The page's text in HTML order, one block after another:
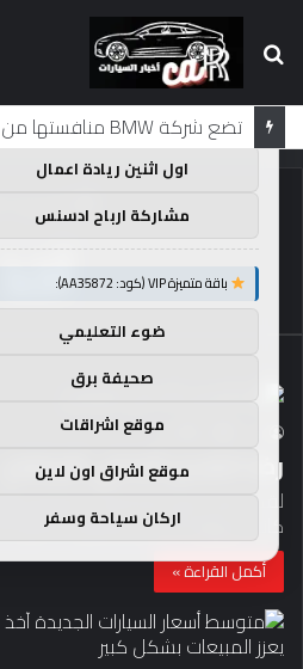
بحث
عن
الرئيسية
آخذ
116
رضا الشحن آخذ في الارتفاع
كانت سهولة الشحن وقبول الدفع
أكمل القراءة »
توصيات :
باقة متميزة VIP (كود: AA38045):
اول اثنين ريادة اعمال
مشاركة ارباح ادسنس
باقة متميزة VIP (كود: AA35872):
ضوء التعليمي
صحيفة برق
موقع اشراقات
موقع اشراق اون لاين
اركان سياحة وسفر